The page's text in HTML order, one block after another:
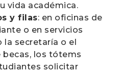
vida académica.
y filas: en oficinas de
o en servicios
la secretaría o el
los tótems
solicitar